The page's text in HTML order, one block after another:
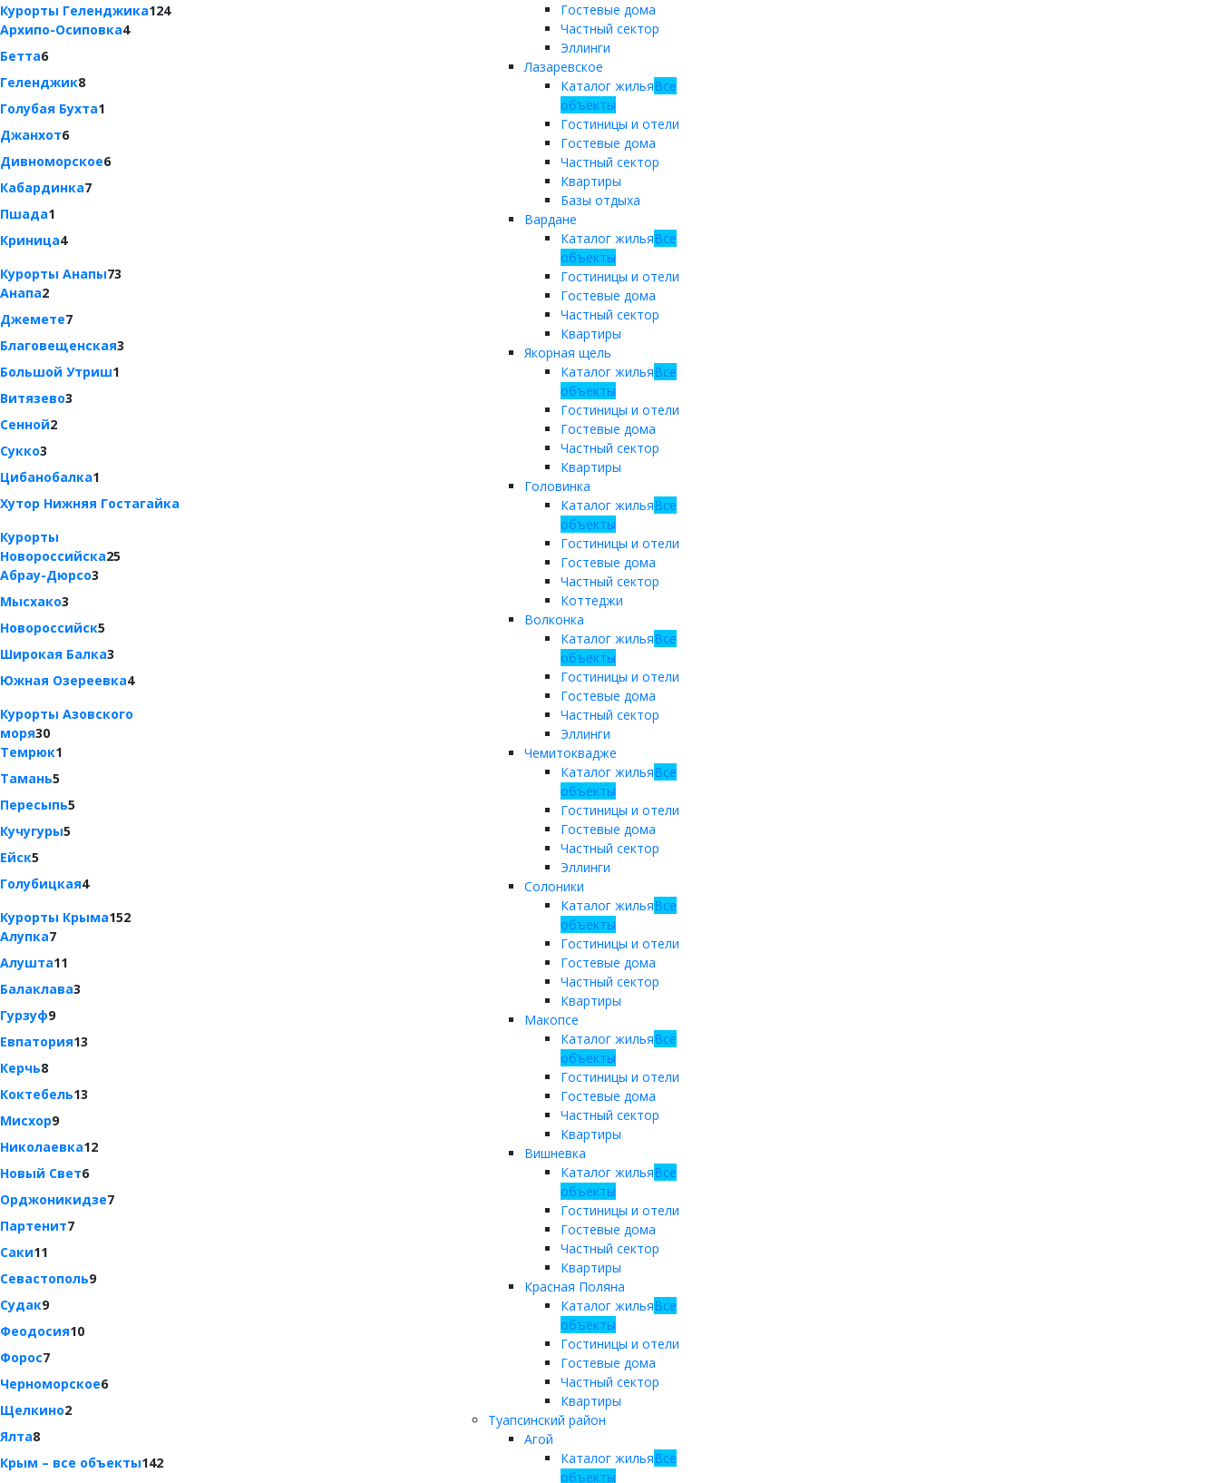
Курорты Геленджика124
Архипо-Осиповка4
Бетта6
Геленджик8
Голубая Бухта1
Джанхот6
Дивноморское6
Кабардинка7
Пшада1
Криница4
Курорты Анапы73
Анапа2
Джемете7
Благовещенская3
Большой Утриш1
Витязево3
Сенной2
Сукко3
Цибанобалка1
Хутор Нижняя Гостагайка
Курорты
Новороссийска25
Абрау-Дюрсо3
Мысхако3
Новороссийск5
Широкая Балка3
Южная Озереевка4
Курорты Азовского
моря30
Темрюк1
Тамань5
Пересыпь5
Кучугуры5
Ейск5
Голубицкая4
Курорты Крыма152
Алупка7
Алушта11
Балаклава3
Гурзуф9
Евпатория13
Керчь8
Коктебель13
Мисхор9
Николаевка12
Новый Свет6
Орджоникидзе7
Партенит7
Саки11
Севастополь9
Судак9
Феодосия10
Форос7
Черноморское6
Щелкино2
Ялта8
Крым – все объекты142
Гостевые дома
Частный сектор
Эллинги
Лазаревское
Каталог жильяВсе
объекты
Гостиницы и отели
Гостевые дома
Частный сектор
Квартиры
Базы отдыха
Вардане
Каталог жильяВсе
объекты
Гостиницы и отели
Гостевые дома
Частный сектор
Квартиры
Якорная щель
Каталог жильяВсе
объекты
Гостиницы и отели
Гостевые дома
Частный сектор
Квартиры
Головинка
Каталог жильяВсе
объекты
Гостиницы и отели
Гостевые дома
Частный сектор
Коттеджи
Волконка
Каталог жильяВсе
объекты
Гостиницы и отели
Гостевые дома
Частный сектор
Эллинги
Чемитоквадже
Каталог жильяВсе
объекты
Гостиницы и отели
Гостевые дома
Частный сектор
Эллинги
Солоники
Каталог жильяВсе
объекты
Гостиницы и отели
Гостевые дома
Частный сектор
Квартиры
Макопсе
Каталог жильяВсе
объекты
Гостиницы и отели
Гостевые дома
Частный сектор
Квартиры
Вишневка
Каталог жильяВсе
объекты
Гостиницы и отели
Гостевые дома
Частный сектор
Квартиры
Красная Поляна
Каталог жильяВсе
объекты
Гостиницы и отели
Гостевые дома
Частный сектор
Квартиры
Туапсинский район
Агой
Каталог жильяВсе
объекты